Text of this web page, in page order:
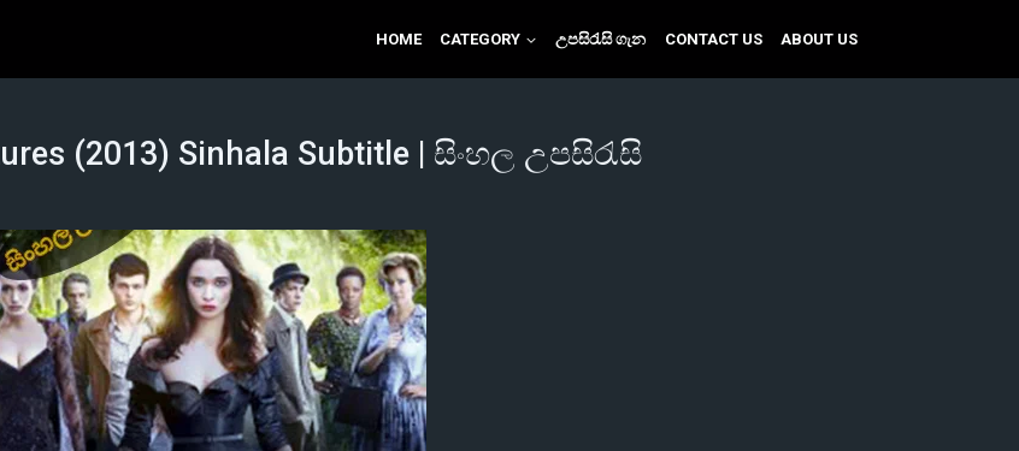
HOME CATEGORY උපසිරැසි ගැන CONTACT US ABOUT US
(2013) Sinhala Subtitle | සිංහල උපසිරැසි